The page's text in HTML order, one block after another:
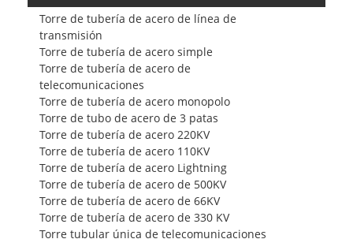
Torre de tubería de acero de línea de
transmisión
Torre de tubería de acero simple
Torre de tubería de acero de
telecomunicaciones
Torre de tubería de acero monopolo
Torre de tubo de acero de 3 patas
Torre de tubería de acero 220KV
Torre de tubería de acero 110KV
Torre de tubería de acero Lightning
Torre de tubería de acero de 500KV
Torre de tubería de acero de 66KV
Torre de tubería de acero de 330 KV
Torre tubular única de telecomunicaciones